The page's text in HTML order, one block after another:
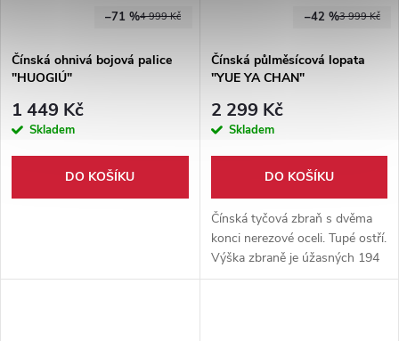
4 999 Kč
–71 %
Čínská ohnivá bojová palice
"HUOGIÚ"
1 449 Kč
Skladem
DO KOŠÍKU
3 999 Kč
–42 %
Čínská půlměsícová lopata
"YUE YA CHAN"
2 299 Kč
Skladem
DO KOŠÍKU
Čínská tyčová zbraň s dvěma
konci nerezové oceli. Tupé ostří.
Výška zbraně je úžasných 194
cm, váha 2,7 kg. Vhodné na